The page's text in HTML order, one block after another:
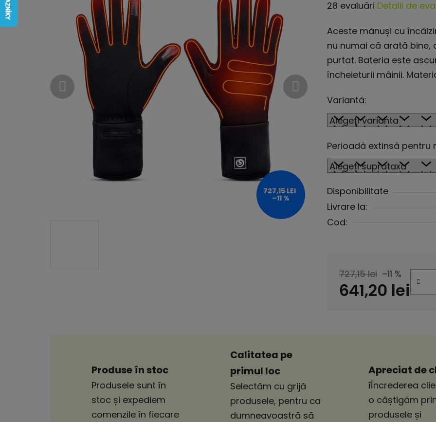
Evaluarea
a
produsului
este
4,2
5
stele.
28 evaluări Detalii de
Aceste mănuși cu
nu numai că arată
purtat. Bateria este
încheieturii mâinii.
Variantă:
Perioadă extinsă
Disponibilitate
Livrare la:
Cod:
727,15 lei –11 %
641,20 lei
727,15 LEI
–11 %
Produse în stoc
Produsele sunt în
stoc și expediem
comenzile în fiecare
Calitatea pe
primul loc
Selectăm cu grijă
produsele, pentru ca
dumneavoastră să
Apreciat de
îÎncrederea
o câștigăm
produsele și